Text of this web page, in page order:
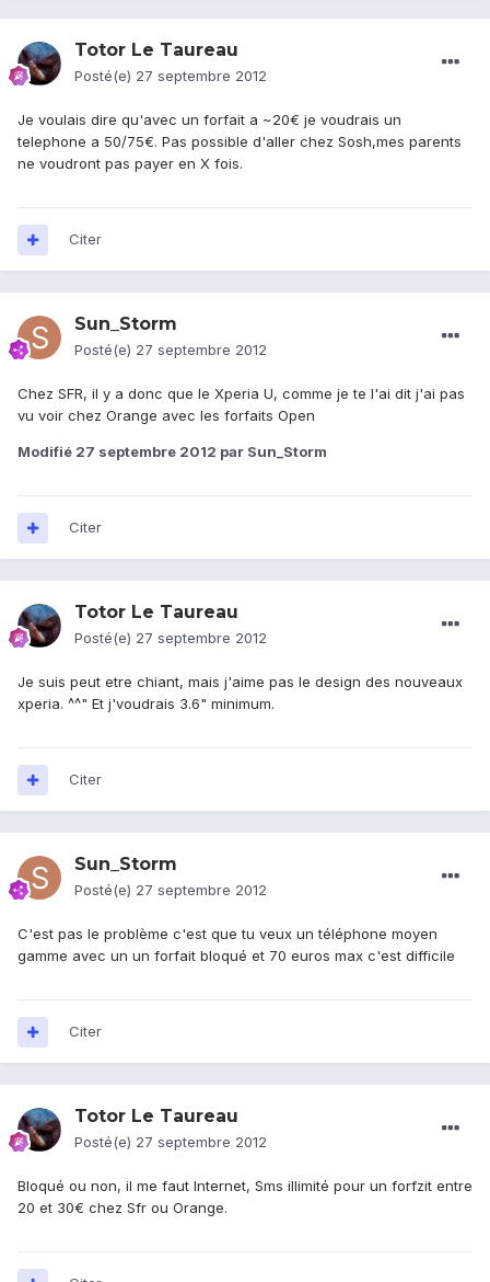
Totor Le Taureau
Posté(e) 27 septembre 2012
Je voulais dire qu'avec un forfait a ~20€ je voudrais un
telephone a 50/75€. Pas possible d'aller chez Sosh,mes parents
ne voudront pas payer en X fois.
Citer
Sun_Storm
Posté(e) 27 septembre 2012
Chez SFR, il y a donc que le Xperia U, comme je te l'ai dit j'ai pas
vu voir chez Orange avec les forfaits Open
Modifié 27 septembre 2012 par Sun_Storm
Citer
Totor Le Taureau
Posté(e) 27 septembre 2012
Je suis peut etre chiant, mais j'aime pas le design des nouveaux
xperia. ^^" Et j'voudrais 3.6" minimum.
Citer
Sun_Storm
Posté(e) 27 septembre 2012
C'est pas le problème c'est que tu veux un téléphone moyen
gamme avec un un forfait bloqué et 70 euros max c'est difficile
Citer
Totor Le Taureau
Posté(e) 27 septembre 2012
Bloqué ou non, il me faut Internet, Sms illimité pour un forfzit entre
20 et 30€ chez Sfr ou Orange.